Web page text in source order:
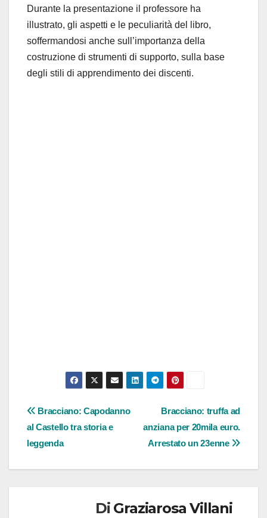
Durante la presentazione il professore ha
illustrato, gli aspetti e le peculiarità del libro,
soffermandosi anche sull’importanza della
costruzione di strumenti di supporto, sulla base
degli stili di apprendimento dei discenti.
Navigazione
articoli
Bracciano: truffa ad
anziana per 20mila euro.
Arrestato un 23enne
Bracciano: Capodanno
al Castello tra storia e
leggenda
Di Graziarosa Villani